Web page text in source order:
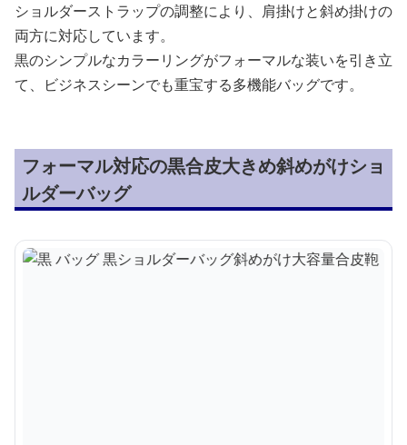
ショルダーストラップの調整により、肩掛けと斜め掛けの
両方に対応しています。
黒のシンプルなカラーリングがフォーマルな装いを引き立
て、ビジネスシーンでも重宝する多機能バッグです。
フォーマル対応の黒合皮大きめ斜めがけショ
ルダーバッグ